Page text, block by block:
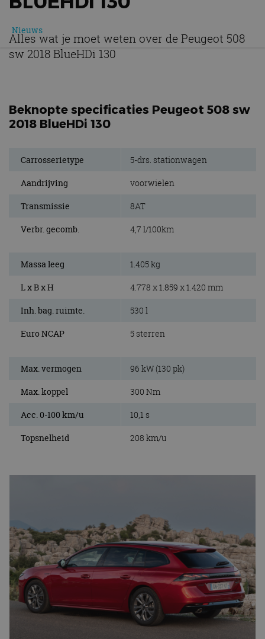
Nieuws
Alles wat je moet weten over de Peugeot 508
sw 2018 BlueHDi 130
Beknopte specificaties Peugeot 508 sw
2018 BlueHDi 130
Carrosserietype 5-drs. stationwagen
Aandrijving voorwielen
Transmissie 8AT
Verbr. gecomb. 4,7 l/100km
Massa leeg 1.405 kg
L x B x H 4.778 x 1.859 x 1.420 mm
Inh. bag. ruimte. 530 l
Euro NCAP 5 sterren
Max. vermogen 96 kW (130 pk)
Max. koppel 300 Nm
Acc. 0-100 km/u 10,1 s
Topsnelheid 208 km/u